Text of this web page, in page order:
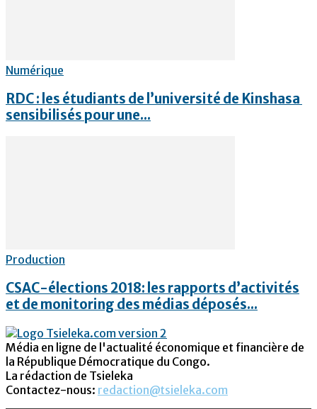
Numérique
RDC : les étudiants de l’université de Kinshasa
sensibilisés pour une...
Production
CSAC-élections 2018: les rapports d’activités
et de monitoring des médias déposés...
Média en ligne de l'actualité économique et financière de
la République Démocratique du Congo.
La rédaction de Tsieleka
Contactez-nous: redaction@tsieleka.com